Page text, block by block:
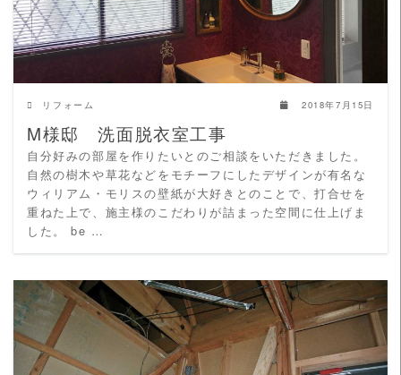
リフォーム 2018年7月15日
M様邸 洗面脱衣室工事
自分好みの部屋を作りたいとのご相談をいただきました。
自然の樹木や草花などをモチーフにしたデザインが有名な
ウィリアム・モリスの壁紙が大好きとのことで、打合せを
重ねた上で、施主様のこだわりが詰まった空間に仕上げま
した。 be …